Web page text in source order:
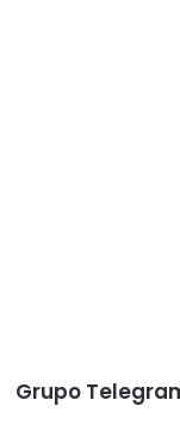
Grupo Telegram